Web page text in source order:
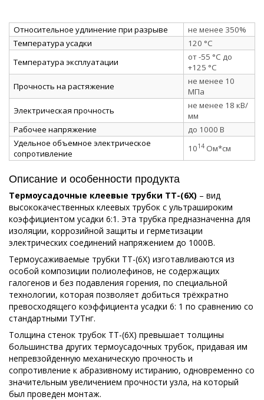
Относительное удлинение при разрыве
не менее 350%
Температура усадки
120 °C
Температура эксплуатации
от -55 °C до
+125 °C
Прочность на растяжение
не менее 10
МПа
Электрическая прочность
не менее 18 кВ/
мм
Рабочее напряжение
до 1000 В
Удельное объемное электрическое
сопротивление
1014 Ом*см
Описание и особенности продукта
Термоусадочные клеевые трубки ТТ-(6Х) – вид
высококачественных клеевых трубок с ультрашироким
коэффициентом усадки 6:1. Эта трубка предназначенна для
изоляции, коррозийной защиты и герметизации
электрических соединений напряжением до 1000В.
Термоусаживаемые трубки ТТ-(6Х) изготавливаются из
особой композиции полиолефинов, не содержащих
галогенов и без подавления горения, по специальной
технологии, которая позволяет добиться трёхкратно
превосходящего коэффициента усадки 6: 1 по сравнению со
стандартными ТУТнг.
Толщина стенок трубок ТТ-(6Х) превышает толщины
большинства других термоусадочных трубок, придавая им
непревзойденную механическую прочность и
сопротивление к абразивному истиранию, одновременно со
значительным увеличением прочности узла, на который
был проведен монтаж.